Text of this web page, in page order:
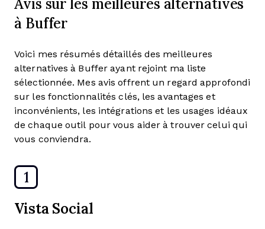
à Buffer
Voici mes résumés détaillés des meilleures
alternatives à Buffer ayant rejoint ma liste
sélectionnée. Mes avis offrent un regard approfondi
sur les fonctionnalités clés, les avantages et
inconvénients, les intégrations et les usages idéaux
de chaque outil pour vous aider à trouver celui qui
vous conviendra.
1
Vista Social